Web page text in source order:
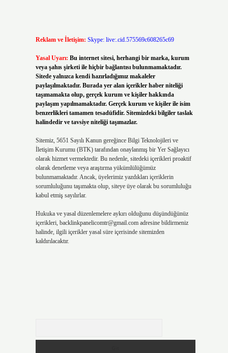
Reklam ve İletişim: Skype: live:.cid.575569c608265c69
Yasal Uyarı: Bu internet sitesi, herhangi bir marka, kurum
veya şahıs şirketi ile hiçbir bağlantısı bulunmamaktadır.
Sitede yalnızca kendi hazırladığımız makaleler
paylaşılmaktadır. Burada yer alan içerikler haber niteliği
taşımamakta olup, gerçek kurum ve kişiler hakkında
paylaşım yapılmamaktadır. Gerçek kurum ve kişiler ile isim
benzerlikleri tamamen tesadüfidir. Sitemizdeki bilgiler taslak
halindedir ve tavsiye niteliği taşımazlar.
Sitemiz, 5651 Sayılı Kanun gereğince Bilgi Teknolojileri ve
İletişim Kurumu (BTK) tarafından onaylanmış bir Yer Sağlayıcı
olarak hizmet vermektedir. Bu nedenle, sitedeki içerikleri proaktif
olarak denetleme veya araştırma yükümlülüğümüz
bulunmamaktadır. Ancak, üyelerimiz yazdıkları içeriklerin
sorumluluğunu taşımakta olup, siteye üye olarak bu sorumluluğu
kabul etmiş sayılırlar.
Hukuka ve yasal düzenlemelere aykırı olduğunu düşündüğünüz
içerikleri, backlinkpanelicomtr@gmail.comadresine bildirmeniz
halinde, ilgili içerikler yasal süre içerisinde sitemizden
kaldırılacaktır.